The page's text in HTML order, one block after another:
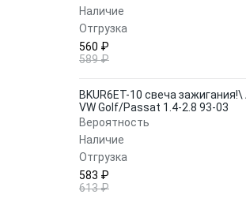
Наличие
Отгрузка
560 ₽
589 ₽
BKUR6ET-10 свеча
VW Golf/Passat 1.4-2.8 93-03
Вероятность
Наличие
Отгрузка
583 ₽
613 ₽